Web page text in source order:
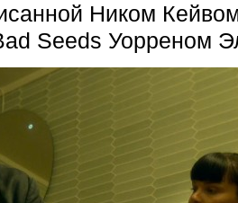
Ником
Seeds Уорреном